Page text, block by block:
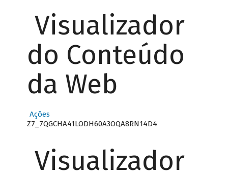
Visualizador
do Conteúdo
da Web
Ações
Z7_7QGCHA41LODH60A3OQA8RN14D4
Visualizador